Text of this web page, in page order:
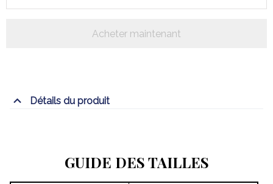
Acheter maintenant
Détails du produit
GUIDE DES TAILLES